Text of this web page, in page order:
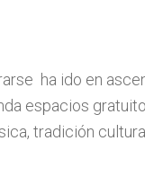
ha ido en
espacios
tradición